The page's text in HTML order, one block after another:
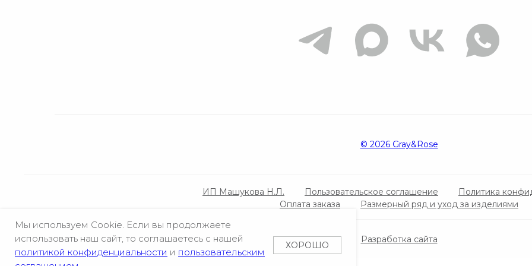
© 2026 Gray&Rose‌
ИП Машукова Н.Л. Пользовательское соглашение
Политика
Оплата заказа
Размерный ряд и уход за изделиями
Разработка сайта
Мы используем Cookie. Если вы продолжаете
использовать наш сайт, то соглашаетесь с нашей
политикой конфиденциальности и пользовательским
ХОРОШО